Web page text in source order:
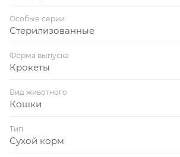
Особые серии
Стерилизованные
Форма выпуска
Крокеты
Вид животного
Кошки
Тип
Сухой корм